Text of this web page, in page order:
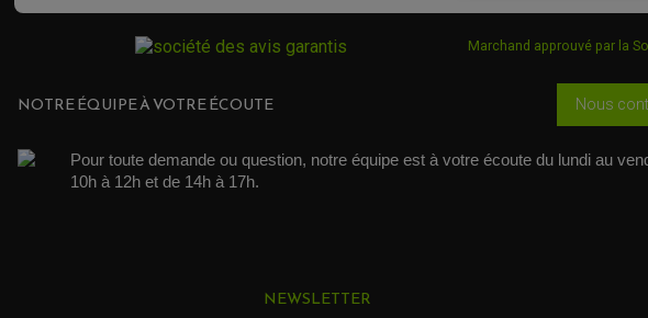
Marchand approuvé par la
NOTRE ÉQUIPE À VOTRE ÉCOUTE Nous
Pour toute demande ou question, notre équipe est à votre écoute du lundi au
10h à 12h et de 14h à 17h.
NEWSLETTER